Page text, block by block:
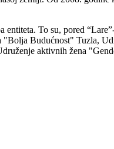
To su, pored
Budućnost" Tuzla,
aktivnih žena